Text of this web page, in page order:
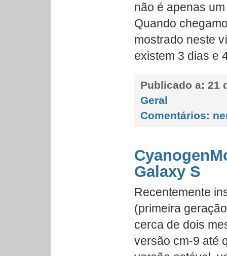
não é apenas um
Quando
mostrado neste
existem 3 dias e
Publicado a: 21
Geral
Comentários:
Galaxy S
Recentemente
(primeira
cerca de dois
versão cm-9 até